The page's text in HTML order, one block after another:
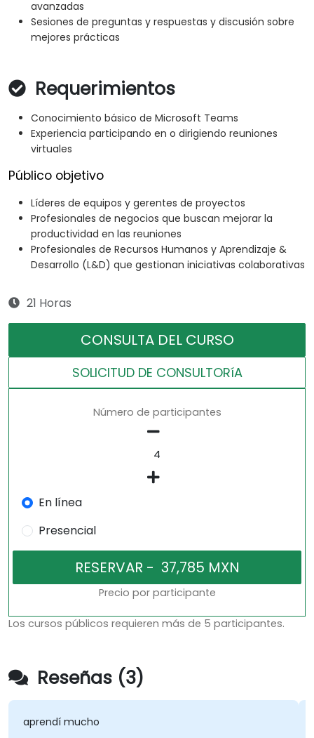
avanzadas
Sesiones de preguntas y respuestas y discusión sobre
mejores prácticas
Requerimientos
Conocimiento básico de Microsoft Teams
Experiencia participando en o dirigiendo reuniones
virtuales
Público objetivo
Líderes de equipos y gerentes de proyectos
Profesionales de negocios que buscan mejorar la
productividad en las reuniones
Profesionales de Recursos Humanos y Aprendizaje &
Desarrollo (L&D) que gestionan iniciativas colaborativas
21 Horas
CONSULTA DEL CURSO
SOLICITUD DE CONSULTORíA
Número de participantes
En línea
Presencial
Precio por participante
Los cursos públicos requieren más de 5 participantes.
Reseñas (3)
aprendí mucho